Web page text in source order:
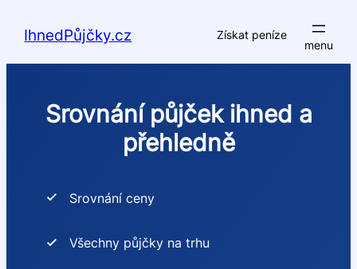
IhnedPůjčky.cz Získat peníze
Srovnání půjček ihned a
přehledně
Srovnání ceny
Všechny půjčky na trhu